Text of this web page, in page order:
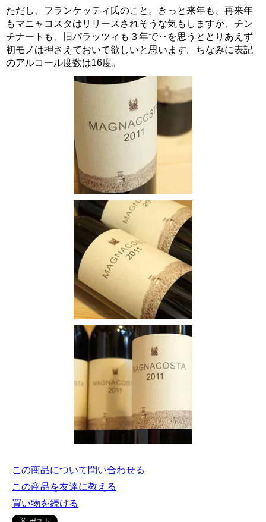
ただし、フランケッティ氏のこと。きっと来年も、再来年
もマニャコスタはリリースされそうな気もしますが、チン
チナートも、旧パラッツィも３年で‥を思うととりあえず
初モノは押さえておいて欲しいと思います。ちなみに表記
のアルコール度数は16度。
この商品について問い合わせる
この商品を友達に教える
買い物を続ける